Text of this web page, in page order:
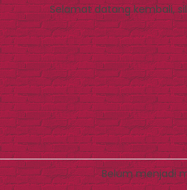
Selamat datang kembali,
Belum menjadi